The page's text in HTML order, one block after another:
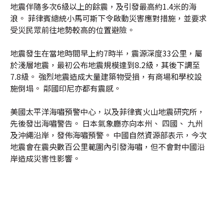
地震伴隨多次6級以上的餘震，及引發最高約1.4米的海
浪。 菲律賓總統小馬可斯下令啟動災害應對措施，並要求
受災民眾前往地勢較高的位置避險。
地震發生在當地時間早上約7時半，震源深度33公里，屬
於淺層地震，最初公布地震規模達到8.2級，其後下調至
7.8級。 強烈地震造成大量建築物受損，有商場和學校設
施倒塌。 鄰國印尼亦都有震感。
美國太平洋海嘯預警中心，以及菲律賓火山地震研究所，
先後發出海嘯警告。 日本氣象廳亦向本州、 四國、 九州
及沖繩沿岸，發佈海嘯預警。 中國自然資源部表示，今次
地震會在震央數百公里範圍內引發海嘯，但不會對中國沿
岸造成災害性影響。